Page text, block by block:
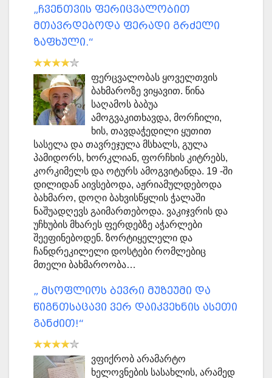
„ჩვენთვის ფერიცვალობით
მთავრდებოდა ფერადი გრძელი
ზაფხული.“
ფერცვალობას ყოველთვის
ბახმაროზე ვიყავით. წინა
საღამოს ბაბუა
ამოგვაკითხავდა, მორჩილი,
ხის, თავდაჭედილი ყუთით
სასელა და თავრეჯულა მსხალს, გულა
პამიდორს, ხორკლიან, ფორჩხის კიტრებს,
კორკიმელს და ოტურს ამოგვიტანდა. 19 -ში
დილიდან აივსებოდა, აჟრიამულდებოდა
ბახმარო, დოღი ბახვისწყლის ჭალაში
ნაშუადღევს გაიმართებოდა. ვაკიჯვრის და
უჩხუბის მხარეს ფერდებზე აჭარლები
შეეფინებოდენ. ზორტიყელელი და
ჩანდრეკილელი დოსტები რომლებიც
მთელი ბახმაროობა…
„ მსოფლიოს ბევრი მუზეუმი და
წიგნთსაცავი ვერ დაიკვეხნის ასეთი
განძით!“
ვფიქრობ არამარტო
ხელოვნების სასახლის, არამედ